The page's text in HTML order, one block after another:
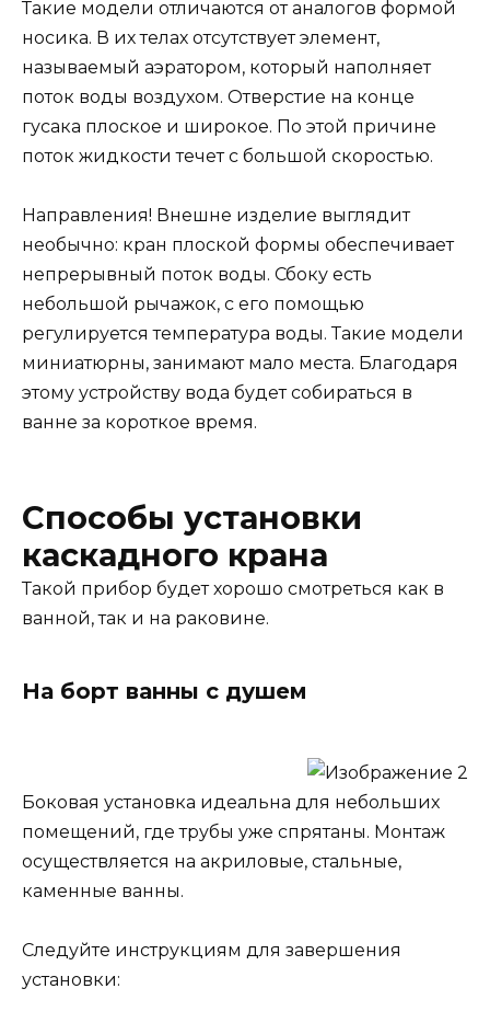
Такие модели отличаются от аналогов формой
носика. В их телах отсутствует элемент,
называемый аэратором, который наполняет
поток воды воздухом. Отверстие на конце
гусака плоское и широкое. По этой причине
поток жидкости течет с большой скоростью.
Направления! Внешне изделие выглядит
необычно: кран плоской формы обеспечивает
непрерывный поток воды. Сбоку есть
небольшой рычажок, с его помощью
регулируется температура воды. Такие модели
миниатюрны, занимают мало места. Благодаря
этому устройству вода будет собираться в
ванне за короткое время.
Способы установки
каскадного крана
Такой прибор будет хорошо смотреться как в
ванной, так и на раковине.
На борт ванны с душем
Боковая установка идеальна для небольших
помещений, где трубы уже спрятаны. Монтаж
осуществляется на акриловые, стальные,
каменные ванны.
Следуйте инструкциям для завершения
установки: